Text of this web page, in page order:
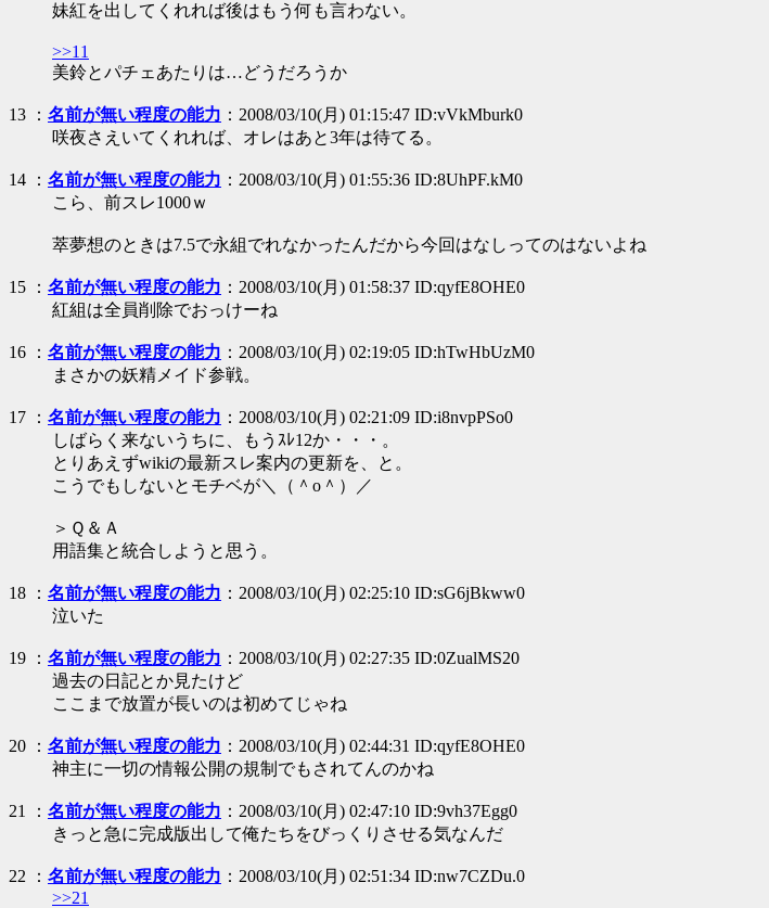
妹紅を出してくれれば後はもう何も言わない。
>>11
美鈴とパチェあたりは…どうだろうか
13 ： 名前が無い程度の能力 ：2008/03/10(月) 01:15:47 ID:vVkMburk0
咲夜さえいてくれれば、オレはあと3年は待てる。
14 ： 名前が無い程度の能力 ：2008/03/10(月) 01:55:36 ID:8UhPF.kM0
こら、前スレ1000ｗ
萃夢想のときは7.5で永組でれなかったんだから今回はなしってのはないよね
15 ： 名前が無い程度の能力 ：2008/03/10(月) 01:58:37 ID:qyfE8OHE0
紅組は全員削除でおっけーね
16 ： 名前が無い程度の能力 ：2008/03/10(月) 02:19:05 ID:hTwHbUzM0
まさかの妖精メイド参戦。
17 ： 名前が無い程度の能力 ：2008/03/10(月) 02:21:09 ID:i8nvpPSo0
しばらく来ないうちに、もうｽﾚ12か・・・。
とりあえずwikiの最新スレ案内の更新を、と。
こうでもしないとモチベが＼（＾o＾）／
＞Ｑ＆Ａ
用語集と統合しようと思う。
18 ： 名前が無い程度の能力 ：2008/03/10(月) 02:25:10 ID:sG6jBkww0
泣いた
19 ： 名前が無い程度の能力 ：2008/03/10(月) 02:27:35 ID:0ZualMS20
過去の日記とか見たけど
ここまで放置が長いのは初めてじゃね
20 ： 名前が無い程度の能力 ：2008/03/10(月) 02:44:31 ID:qyfE8OHE0
神主に一切の情報公開の規制でもされてんのかね
21 ： 名前が無い程度の能力 ：2008/03/10(月) 02:47:10 ID:9vh37Egg0
きっと急に完成版出して俺たちをびっくりさせる気なんだ
22 ： 名前が無い程度の能力 ：2008/03/10(月) 02:51:34 ID:nw7CZDu.0
>>21